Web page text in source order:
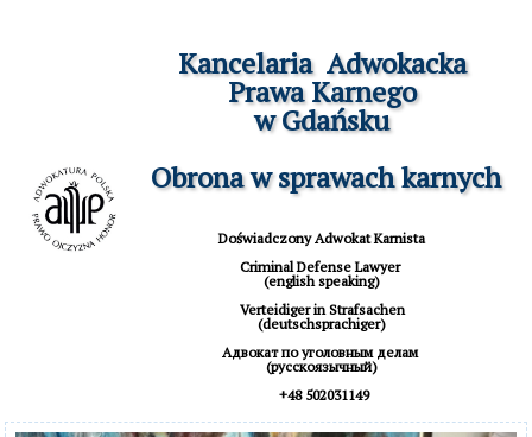
Kancelaria  Adwokacka
Prawa Karnego
w Gdańsku
Obrona w sprawach karnych
Doświadczony Adwokat Karnista
Criminal Defense Lawyer
(english speaking)
(deutschsprachiger)
Aдвокат по уголовным делам
(русскоязычный)
+48 502031149